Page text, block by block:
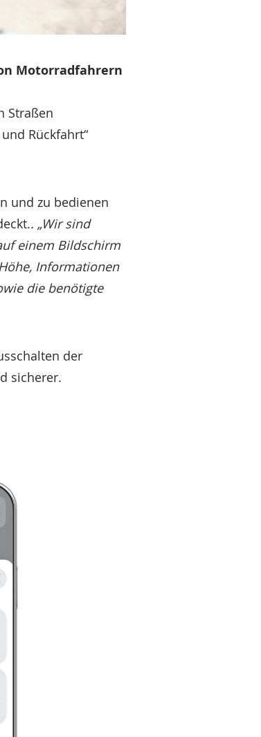
Motorradfahrern
Straßen
Rückfahrt“
und zu bedienen
. „Wir sind
einem Bildschirm
Informationen
die benötigte
der
sicherer.